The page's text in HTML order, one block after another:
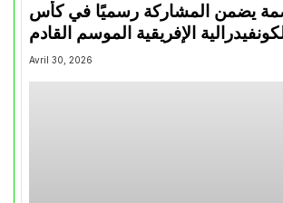
يضمن المشاركة رسميًا في كأس
Avril 30, 2026